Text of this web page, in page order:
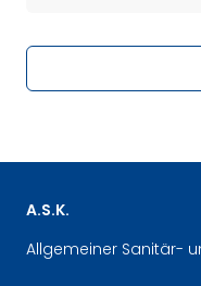
A.S.K.
Allgemeiner Sanitär-